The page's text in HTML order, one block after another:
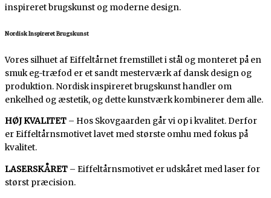
inspireret brugskunst og moderne design.
Nordisk Inspireret Brugskunst
Vores silhuet af Eiffeltårnet fremstillet i stål og monteret på en
smuk eg-træfod er et sandt mesterværk af dansk design og
produktion. Nordisk inspireret brugskunst handler om
enkelhed og æstetik, og dette kunstværk kombinerer dem alle.
HØJ KVALITET – Hos Skovgaarden går vi op i kvalitet. Derfor
er Eiffeltårnsmotivet lavet med største omhu med fokus på
kvalitet.
LASERSKÅRET – Eiffeltårnsmotivet er udskåret med laser for
størst præcision.